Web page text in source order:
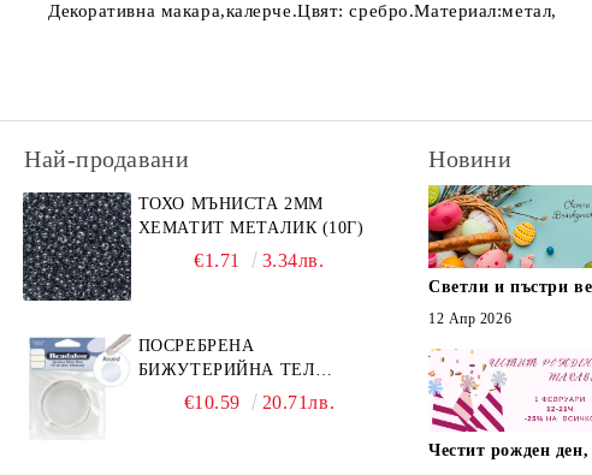
Декоративна макара,калерче.Цвят: сребро.Материал:метал,
Най-продавани
ТОХО МЪНИСТА 2ММ
ХЕМАТИТ МЕТАЛИК (10Г)
€1.71 3.34лв.
ПОСРЕБРЕНА
БИЖУТЕРИЙНА ТЕЛ
GERMAN STYLE 20G (1БР)
€10.59 20.71лв.
Новини
Светли и пъстри
12 Апр 2026
Честит рожден